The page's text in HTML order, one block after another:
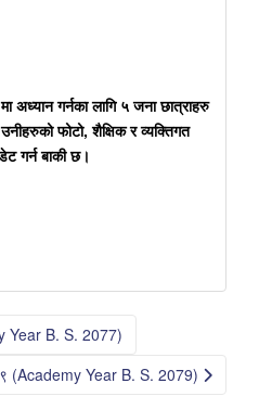
अध्यान गर्नका लागि ५ जना छात्राहरु
उनीहरुकोफोटो,शैक्षिकरव्यक्तिगत
गर्न बाकी छ।
Year B. S. 2077)
(Academy Year B. S. 2079)